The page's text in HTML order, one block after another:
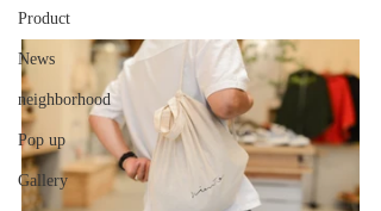
Product
News
neighborhood
Pop up
Gallery